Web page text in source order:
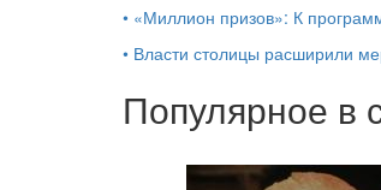
• «Миллион призов»: К
• Власти столицы расширили
Популярное в